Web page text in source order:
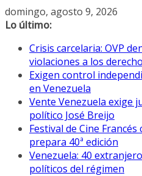
Saltar
al
domingo, agosto 9, 2026
Lo último:
Crisis carcelaria: OVP
violaciones a los
Exigen control
en Venezuela
Vente Venezuela exige
político José Breijo
Festival de Cine
prepara 40ª edición
Venezuela: 40
políticos del régimen